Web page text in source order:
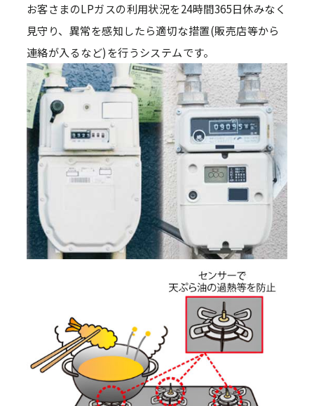
お客さまのLPガスの利用状況を24時間365日休みなく
見守り、異常を感知したら適切な措置(販売店等から
連絡が入るなど)を行うシステムです。